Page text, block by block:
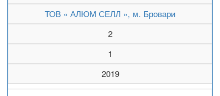
ТОВ « АЛЮМ СЕЛЛ », м. Бровари
2
1
2019